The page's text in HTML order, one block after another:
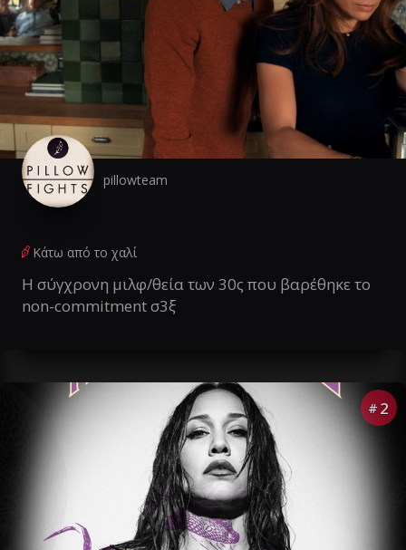
pillowteam
Κάτω από το χαλί
Η σύγχρονη μιλφ/θεία των 30ς που βαρέθηκε το
non-commitment σ3ξ
# 2